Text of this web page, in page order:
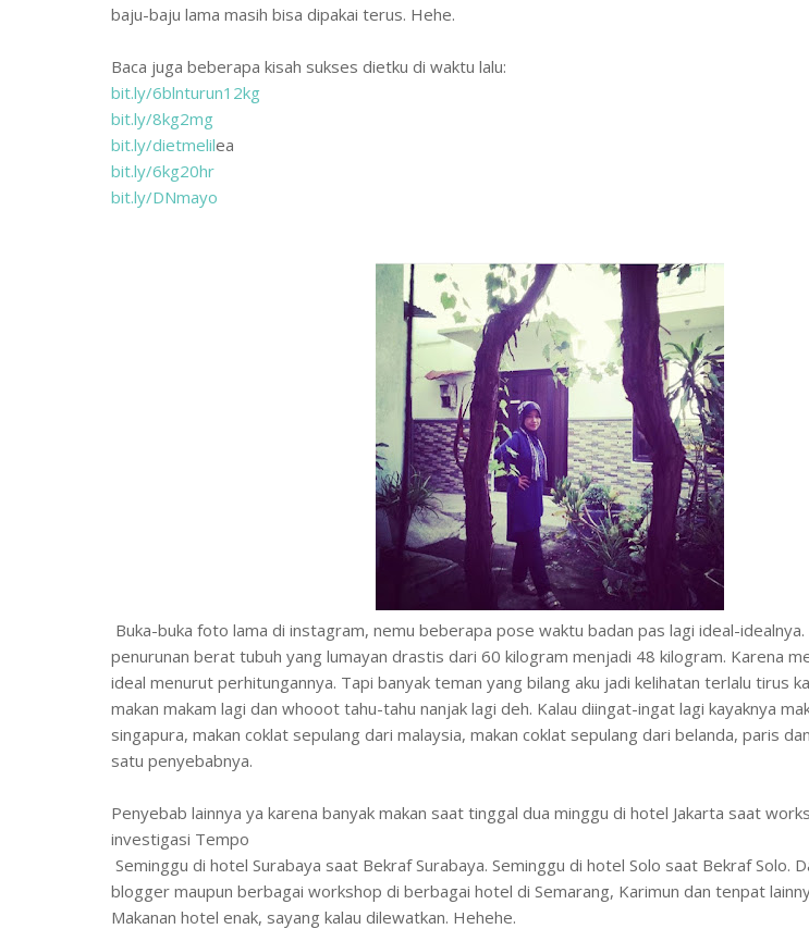
baju-baju lama masih bisa dipakai terus. Hehe.
Baca juga beberapa kisah sukses dietku di waktu lalu:
bit.ly/6blnturun12kg
bit.ly/8kg2mg
bit.ly/dietmelilea
bit.ly/6kg20hr
bit.ly/DNmayo
Buka-buka foto lama di instagram, nemu beberapa pose waktu badan pas lagi ideal-idealnya.
penurunan berat tubuh yang lumayan drastis dari 60 kilogram menjadi 48 kilogram. Karena
ideal menurut perhitungannya. Tapi banyak teman yang bilang aku jadi kelihatan terlalu tirus
makan makam lagi dan whooot tahu-tahu nanjak lagi deh. Kalau diingat-ingat lagi kayaknya
singapura, makan coklat sepulang dari malaysia, makan coklat sepulang dari belanda, paris
satu penyebabnya.
Penyebab lainnya ya karena banyak makan saat tinggal dua minggu di hotel Jakarta saat
investigasi Tempo
Seminggu di hotel Surabaya saat Bekraf Surabaya. Seminggu di hotel Solo saat Bekraf Solo.
blogger maupun berbagai workshop di berbagai hotel di Semarang, Karimun dan tenpat
Makanan hotel enak, sayang kalau dilewatkan. Hehehe.